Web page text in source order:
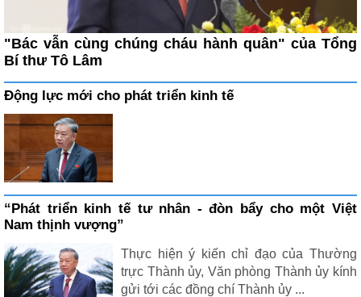
"Bác vẫn cùng chúng cháu hành quân" của Tổng
Bí thư Tô Lâm
Động lực mới cho phát triển kinh tế
“Phát triển kinh tế tư nhân - đòn bẩy cho một Việt
Nam thịnh vượng”
Thực hiện ý kiến chỉ đạo của Thường
trực Thành ủy, Văn phòng Thành ủy kính
gửi tới các đồng chí Thành ủy ...